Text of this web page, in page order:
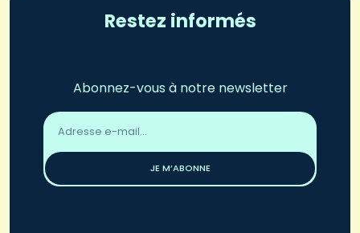
Restez informés
Abonnez-vous à notre newsletter
Adresse
email
JE M’ABONNE